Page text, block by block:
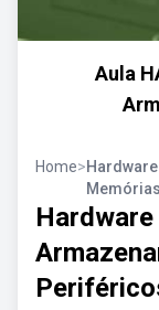
Aula
Home>